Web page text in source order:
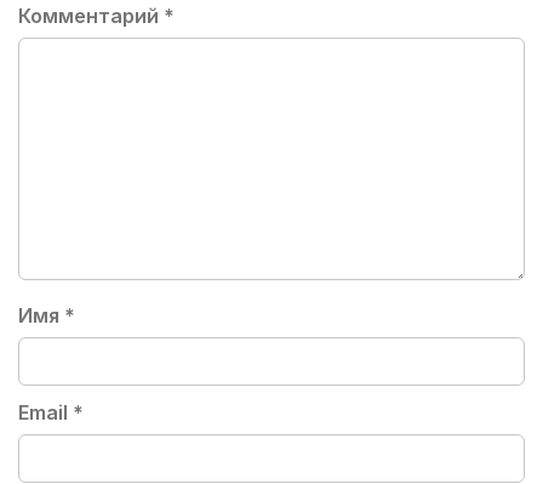
Комментарий *
Имя *
Email *